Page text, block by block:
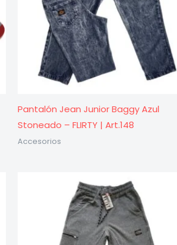
Pantalón Jean Junior Baggy Azul
Stoneado – FLIRTY | Art.148
Accesorios